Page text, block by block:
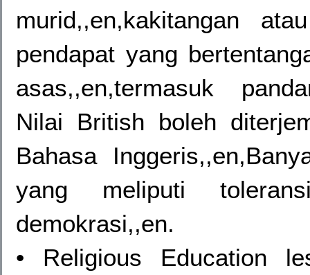
murid,,en,kakitangan
pendapat yang
asas,,en,termasuk
Nilai British boleh
Bahasa
yang meliputi
demokrasi,,en.
• Religious Education